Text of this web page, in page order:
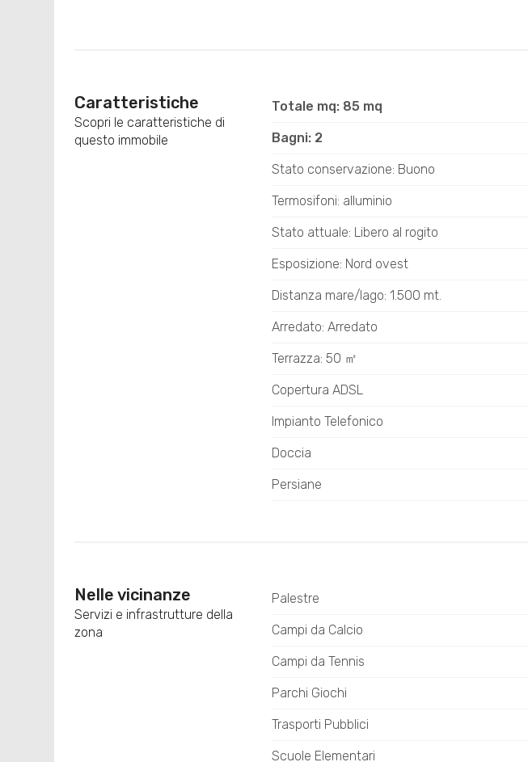
Caratteristiche
Scopri le caratteristiche di
questo immobile
Totale mq: 85 mq
Bagni: 2
Stato conservazione: Buono
Termosifoni: alluminio
Stato attuale: Libero al rogito
Esposizione: Nord ovest
Distanza mare/lago: 1.500 mt.
Arredato: Arredato
Terrazza: 50 ㎡
Copertura ADSL
Impianto Telefonico
Doccia
Persiane
Nelle vicinanze
Servizi e infrastrutture della
zona
Palestre
Campi da Calcio
Campi da Tennis
Parchi Giochi
Trasporti Pubblici
Scuole Elementari